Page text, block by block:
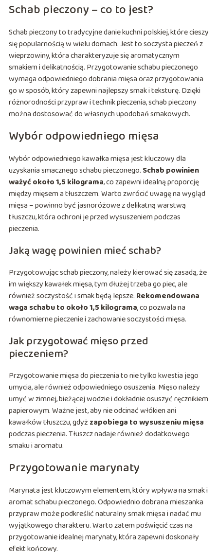
Schab pieczony – co to jest?
Schab pieczony to tradycyjne danie kuchni polskiej, które cieszy
się popularnością w wielu domach. Jest to soczysta pieczeń z
wieprzowiny, która charakteryzuje się aromatycznym
smakiem i delikatnością. Przygotowanie schabu pieczonego
wymaga odpowiedniego dobrania mięsa oraz przygotowania
go w sposób, który zapewni najlepszy smak i teksturę. Dzięki
różnorodności przypraw i technik pieczenia, schab pieczony
można dostosować do własnych upodobań smakowych.
Wybór odpowiedniego mięsa
Wybór odpowiedniego kawałka mięsa jest kluczowy dla
uzyskania smacznego schabu pieczonego. Schab powinien
ważyć około 1,5 kilograma, co zapewni idealną proporcję
między mięsem a tłuszczem. Warto zwrócić uwagę na wygląd
mięsa – powinno być jasnoróżowe z delikatną warstwą
tłuszczu, która ochroni je przed wysuszeniem podczas
pieczenia.
Jaką wagę powinien mieć schab?
Przygotowując schab pieczony, należy kierować się zasadą, że
im większy kawałek mięsa, tym dłużej trzeba go piec, ale
również soczystość i smak będą lepsze. Rekomendowana
waga schabu to około 1,5 kilograma, co pozwala na
równomierne pieczenie i zachowanie soczystości mięsa.
Jak przygotować mięso przed
pieczeniem?
Przygotowanie mięsa do pieczenia to nie tylko kwestia jego
umycia, ale również odpowiedniego osuszenia. Mięso należy
umyć w zimnej, bieżącej wodzie i dokładnie osuszyć ręcznikiem
papierowym. Ważne jest, aby nie odcinać włókien ani
kawałków tłuszczu, gdyż zapobiega to wysuszeniu mięsa
podczas pieczenia. Tłuszcz nadaje również dodatkowego
smaku i aromatu.
Przygotowanie marynaty
Marynata jest kluczowym elementem, który wpływa na smak i
aromat schabu pieczonego. Odpowiednio dobrana mieszanka
przypraw może podkreślić naturalny smak mięsa i nadać mu
wyjątkowego charakteru. Warto zatem poświęcić czas na
przygotowanie idealnej marynaty, która zapewni doskonały
efekt końcowy.